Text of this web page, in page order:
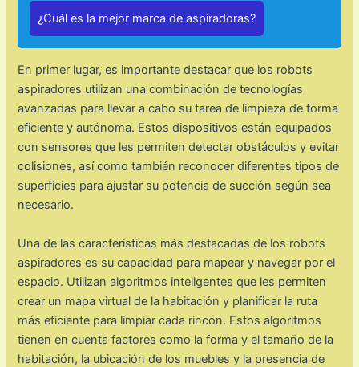
¿Cuál es la mejor marca de aspiradoras?
En primer lugar, es importante destacar que los robots
aspiradores utilizan una combinación de tecnologías
avanzadas para llevar a cabo su tarea de limpieza de forma
eficiente y autónoma. Estos dispositivos están equipados
con sensores que les permiten detectar obstáculos y evitar
colisiones, así como también reconocer diferentes tipos de
superficies para ajustar su potencia de succión según sea
necesario.
Una de las características más destacadas de los robots
aspiradores es su capacidad para mapear y navegar por el
espacio. Utilizan algoritmos inteligentes que les permiten
crear un mapa virtual de la habitación y planificar la ruta
más eficiente para limpiar cada rincón. Estos algoritmos
tienen en cuenta factores como la forma y el tamaño de la
habitación, la ubicación de los muebles y la presencia de